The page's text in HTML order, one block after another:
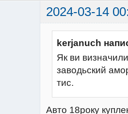
2024-03-14
kerjanuch
Як ви
заводьский
тис.
Авто 18року